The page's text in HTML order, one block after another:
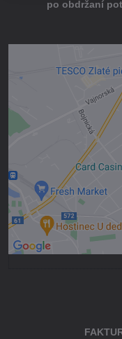
po obdržaní
Externý
Prajete si
Povoliť a